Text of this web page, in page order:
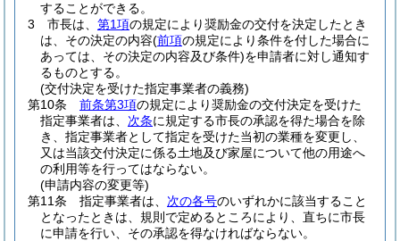
することができる。
3
市長は、 第1項の規定により奨励金の交付を決定したとき
は、その決定の内容(前項の規定により条件を付した場合に
あっては、その決定の内容及び条件)を申請者に対し通知す
るものとする。
(交付決定を受けた指定事業者の義務)
第10条
前条第3項の規定により奨励金の交付決定を受けた
指定事業者は、 次条に規定する市長の承認を得た場合を除
き、指定事業者として指定を受けた当初の業種を変更し、
又は当該交付決定に係る土地及び家屋について他の用途へ
の利用等を行ってはならない。
(申請内容の変更等)
第11条
指定事業者は、 次の各号のいずれかに該当すること
となったときは、規則で定めるところにより、直ちに市長
に申請を行い、その承認を得なければならない。